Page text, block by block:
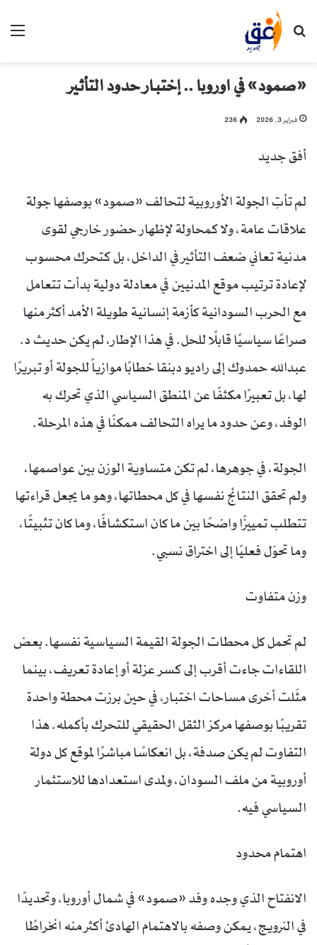
بحث عن
«صمود» في اوروبا .. إختبار حدود التأثير
فبراير 3, 2026 236
أفق جديد
لم تأتِ الجولة الأوروبية لتحالف «صمود» بوصفها جولة
علاقات عامة، ولا كمحاولة لإظهار حضور خارجي لقوى
مدنية تعاني ضعف التأثير في الداخل، بل كتحرك محسوب
لإعادة ترتيب موقع المدنيين في معادلة دولية بدأت تتعامل
مع الحرب السودانية كأزمة إنسانية طويلة الأمد أكثر منها
صراعًا سياسيًا قابلًا للحل. في هذا الإطار، لم يكن حديث د.
عبدالله حمدوك إلى راديو دبنقا خطابًا موازياً للجولة أو تبريرًا
لها، بل تعبيرًا مكثفًا عن المنطق السياسي الذي تحرك به
الوفد، وعن حدود ما يراه التحالف ممكنًا في هذه المرحلة.
الجولة، في جوهرها، لم تكن متساوية الوزن بين عواصمها،
ولم تحقق النتائج نفسها في كل محطاتها، وهو ما يجعل قراءتها
تتطلب تمييزًا واضحًا بين ما كان استكشافًا، وما كان تثبيتًا،
وما تحوّل فعليًا إلى اختراق نسبي.
وزن متفاوت
لم تحمل كل محطات الجولة القيمة السياسية نفسها. بعض
اللقاءات جاءت أقرب إلى كسر عزلة أو إعادة تعريف، بينما
مثّلت أخرى مساحات اختبار، في حين برزت محطة واحدة
تقريبًا بوصفها مركز الثقل الحقيقي للتحرك بأكمله. هذا
التفاوت لم يكن صدفة، بل انعكاسًا مباشرًا لموقع كل دولة
أوروبية من ملف السودان، ولمدى استعدادها للاستثمار
السياسي فيه.
اهتمام محدود
الانفتاح الذي وجده وفد «صمود» في شمال أوروبا، وتحديدًا
في النرويج، يمكن وصفه بالاهتمام الهادئ أكثر منه انخراطًا